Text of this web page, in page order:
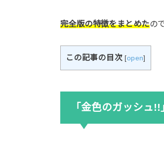
完全版の特徴をまとめたの
この記事の目次 [open]
「金色のガッシュ